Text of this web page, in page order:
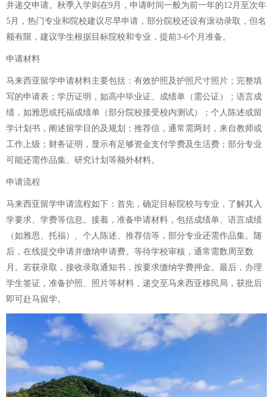
并递交申请。秋季入学则在9月，申请时间一般为前一年的12月至次年
5月，热门专业和院校建议尽早申请，部分院校还设有滚动录取，但名
额有限，建议学生根据目标院校和专业，提前3-6个月准备。
申请材料
马来西亚留学申请材料主要包括：有效护照及护照尺寸照片；完整填
写的申请表；学历证明，如高中毕业证、成绩单（需公证）；语言成
绩，如雅思或托福成绩单（部分院校接受校内测试）；个人陈述或留
学计划书，阐述留学目的及规划；推荐信，通常需两封，来自教师或
工作上级；财务证明，显示有足够资金支付学费及生活费；部分专业
可能还需作品集、研究计划等额外材料。
申请流程
马来西亚留学申请流程如下：首先，确定目标院校与专业，了解其入
学要求、学费等信息。接着，准备申请材料，包括成绩单、语言成绩
（如雅思、托福）、个人陈述、推荐信等，部分专业还需作品集。随
后，在线提交申请并缴纳申请费。等待学校审核，通常需数周至数
月。若获录取，接收录取通知书，按要求缴纳学费押金。最后，办理
学生签证，准备护照、照片等材料，递交至马来西亚移民局，获批后
即可赴马留学。